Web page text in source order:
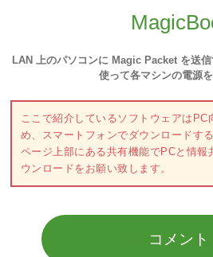
LAN 上のパソコンに Magic Packet を送
使って各マシンの電源
ここで紹介しているソフトウェアはPC
め、スマートフォンでダウンロードす
ページ上部にある共有機能でPCと情報
ウンロードをお願い致します。
コメント